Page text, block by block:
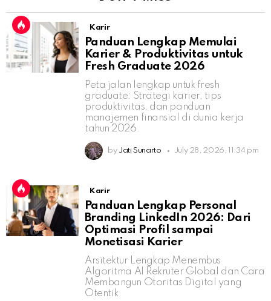
Karir
Panduan Lengkap Memulai
Karier & Produktivitas untuk
Fresh Graduate 2026
Peta jalan lengkap untuk fresh
graduate: Strategi karier, tips
produktivitas, dan panduan
manajemen finansial di dunia kerja
tahun 2026.
by Jati Sunarto July 28, 2026, 11:34 pm
Karir
Panduan Lengkap Personal
Branding LinkedIn 2026: Dari
Optimasi Profil sampai
Monetisasi Karier
Arsitektur Lengkap Menembus
Algoritma AI Rekruter Global dan Cara
Membangun Otoritas Digital yang
Otentik